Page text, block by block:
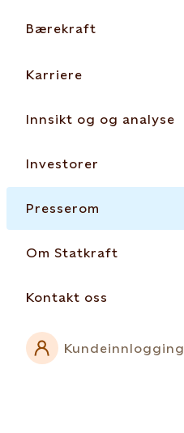
Bærekraft
Karriere
Innsikt og og analyse
Investorer
Presserom
Om Statkraft
Kontakt oss
Kundeinnlogging